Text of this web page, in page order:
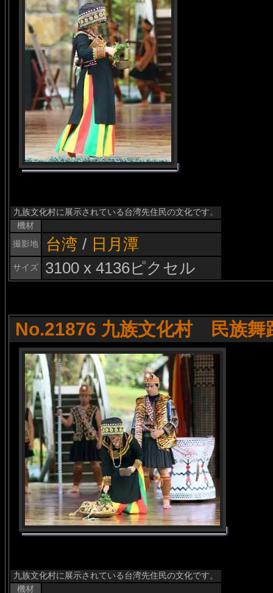
九族文化村に展示されている台湾先住民の文化です。
機材
撮影地
台湾 / 日月潭
サイズ 3100 x 4136ピクセル
No.21876 九族文化村 民族舞
九族文化村に展示されている台湾先住民の文化です。
機材